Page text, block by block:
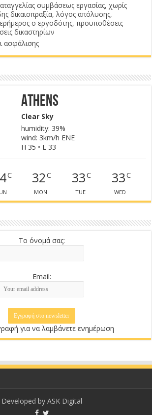
συμβάσεως εργασίας, χωρίς
δικαιοπραξία, λόγος απόλυσης,
ο εργοδότης, προϋποθέσεις
δικαστηρίων
ασφάλισης
Athens
Clear Sky
humidity: 39%
wind: 3km/h ENE
H 35 • L 33
C 32C
MON
33C
TUE
33C
WED
Το όνομά σας:
Email:
για να λαμβάνετε ενημέρωση
Developed by ASK Digital